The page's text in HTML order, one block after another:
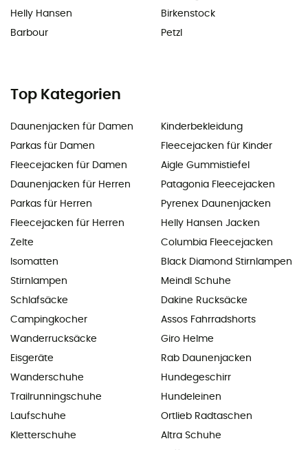
Helly Hansen
Barbour
Birkenstock
Petzl
Top Kategorien
Daunenjacken für Damen
Parkas für Damen
Fleecejacken für Damen
Daunenjacken für Herren
Parkas für Herren
Fleecejacken für Herren
Zelte
Isomatten
Stirnlampen
Schlafsäcke
Campingkocher
Wanderrucksäcke
Eisgeräte
Wanderschuhe
Trailrunningschuhe
Laufschuhe
Kletterschuhe
Kinderbekleidung
Fleecejacken für Kinder
Aigle Gummistiefel
Patagonia Fleecejacken
Pyrenex Daunenjacken
Helly Hansen Jacken
Columbia Fleecejacken
Black Diamond Stirnlampen
Meindl Schuhe
Dakine Rucksäcke
Assos Fahrradshorts
Giro Helme
Rab Daunenjacken
Hundegeschirr
Hundeleinen
Ortlieb Radtaschen
Altra Schuhe